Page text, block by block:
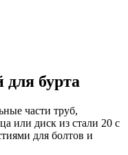
для бурта
части труб,
или диск из стали 20 с
для болтов и